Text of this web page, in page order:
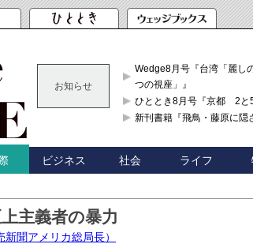
お知らせ
Wedge8月号『台湾「麗し
つの視座」』
ひととき8月号『京都 2と5
新刊書籍『飛鳥・藤原に隠
ビジネス 社会 ライフ
主義者の暴力
新聞アメリカ総局長）